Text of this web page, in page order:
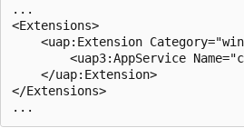
...
<Extensions>
<uap:Extension
<uap3:AppService
    </uap:Extension>
</Extensions>